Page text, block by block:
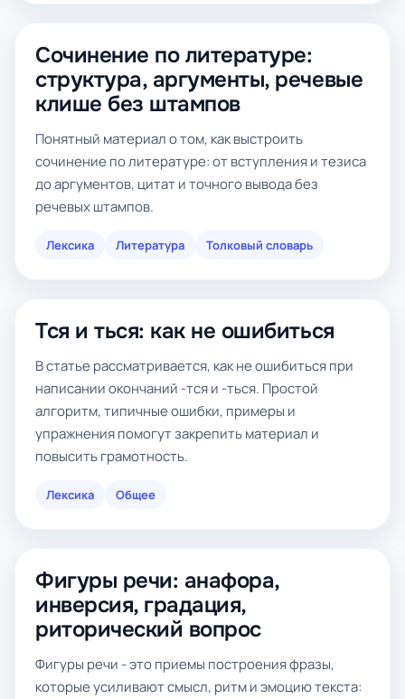
Сочинение по литературе:
структура, аргументы, речевые
клише без штампов
Понятный материал о том, как выстроить
сочинение по литературе: от вступления и тезиса
до аргументов, цитат и точного вывода без
речевых штампов.
Лексика Литература Толковый словарь
Тся и ться: как не ошибиться
В статье рассматривается, как не ошибиться при
написании окончаний -тся и -ться. Простой
алгоритм, типичные ошибки, примеры и
упражнения помогут закрепить материал и
повысить грамотность.
Лексика Общее
Фигуры речи: анафора,
инверсия, градация,
риторический вопрос
Фигуры речи - это приемы построения фразы,
которые усиливают смысл, ритм и эмоцию текста: